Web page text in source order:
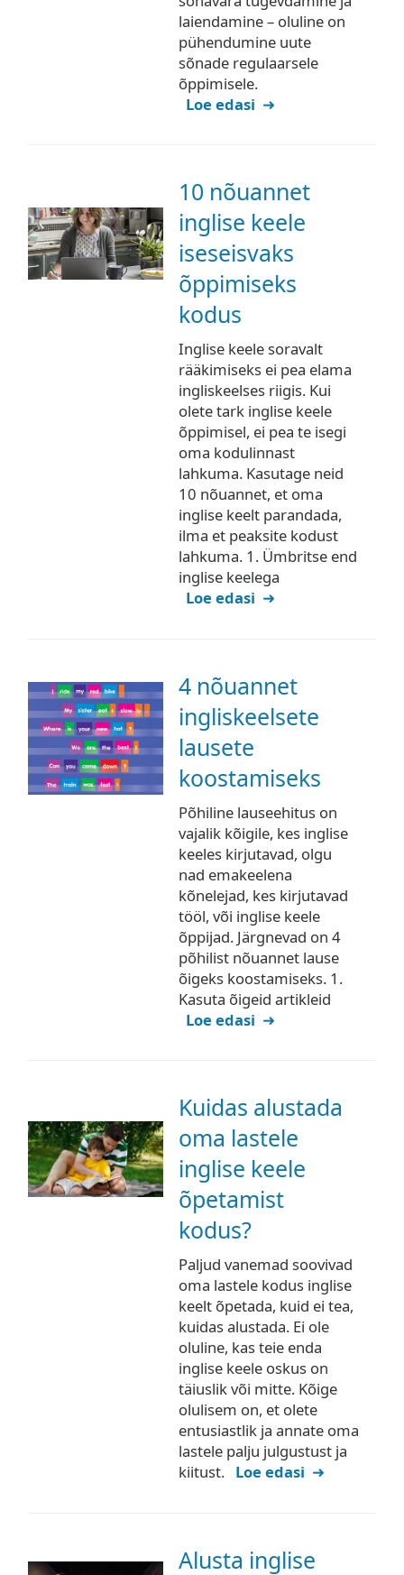
laiendamine – oluline on
pühendumine uute
sõnade regulaarsele
õppimisele.
Loe edasi
10 nõuannet
inglise keele
iseseisvaks
õppimiseks
kodus
Inglise keele soravalt
rääkimiseks ei pea elama
ingliskeelses riigis. Kui
olete tark inglise keele
õppimisel, ei pea te isegi
oma kodulinnast
lahkuma. Kasutage neid
10 nõuannet, et oma
inglise keelt parandada,
ilma et peaksite kodust
lahkuma. 1. Ümbritse end
inglise keelega
Loe edasi
4 nõuannet
ingliskeelsete
lausete
koostamiseks
Põhiline lauseehitus on
vajalik kõigile, kes inglise
keeles kirjutavad, olgu
nad emakeelena
kõnelejad, kes kirjutavad
tööl, või inglise keele
õppijad. Järgnevad on 4
põhilist nõuannet lause
õigeks koostamiseks. 1.
Kasuta õigeid artikleid
Loe edasi
Kuidas alustada
oma lastele
inglise keele
õpetamist
kodus?
Paljud vanemad soovivad
oma lastele kodus inglise
keelt õpetada, kuid ei tea,
kuidas alustada. Ei ole
oluline, kas teie enda
inglise keele oskus on
täiuslik või mitte. Kõige
olulisem on, et olete
entusiastlik ja annate oma
lastele palju julgustust ja
kiitust. Loe edasi
Alusta inglise